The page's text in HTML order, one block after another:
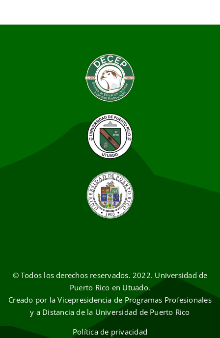
© Todos los derechos reservados. 2022. Universidad de
Puerto Rico en Utuado.
Creado por la Vicepresidencia de Programas Profesionales
y a Distancia de la Universidad de Puerto Rico
Política de privacidad